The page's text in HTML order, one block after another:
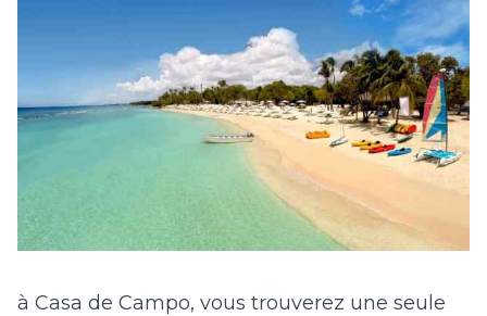
à Casa de Campo, vous trouverez une seule